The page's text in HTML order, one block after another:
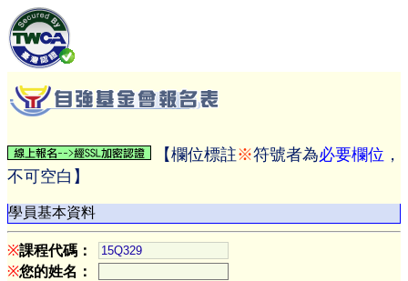
【欄位標註※符號者為必要欄位 ，
不可空白】
學員基本資料
※課程代碼：
※您的姓名：